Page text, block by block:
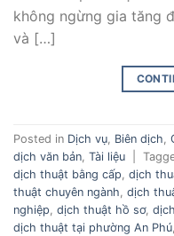
không ngừng gia tăng
và […]
Posted in Dịch vụ, Biên dịch,
dịch văn bản, Tài liệu
dịch thuật bằng cấp, dịch
thuật chuyên ngành, dịch
nghiệp, dịch thuật hồ sơ,
dịch thuật tại phường An Phú,